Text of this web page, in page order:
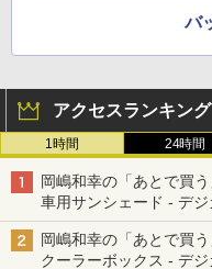
バ
アクセスランキング
1時間 24時間
岡嶋和幸の「あとで買
車用サンシェード - デジ
岡嶋和幸の「あとで買
クーラーボックス - デ